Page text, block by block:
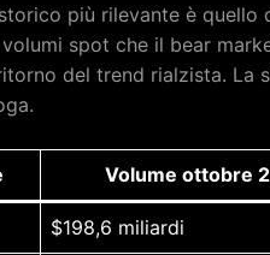
più rilevante è quello
spot che il bear
del trend rialzista. La
Volume ottobre
$198,6 miliardi